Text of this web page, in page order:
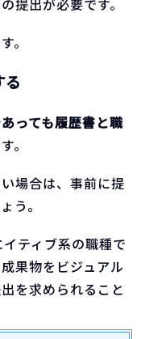
提出が必要です。
。
っても履歴書と職
。
場合は、事前に提
う。
ティブ系の職種で
果物をビジュアル
を求められること